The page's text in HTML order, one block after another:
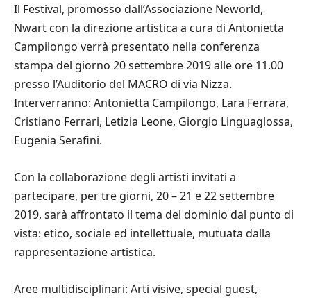
Il Festival, promosso dall’Associazione Neworld,
Nwart con la direzione artistica a cura di Antonietta
Campilongo verrà presentato nella conferenza
stampa del giorno 20 settembre 2019 alle ore 11.00
presso l’Auditorio del MACRO di via Nizza.
Interverranno: Antonietta Campilongo, Lara Ferrara,
Cristiano Ferrari, Letizia Leone, Giorgio Linguaglossa,
Eugenia Serafini.
Con la collaborazione degli artisti invitati a
partecipare, per tre giorni, 20 – 21 e 22 settembre
2019, sarà affrontato il tema del dominio dal punto di
vista: etico, sociale ed intellettuale, mutuata dalla
rappresentazione artistica.
Aree multidisciplinari: Arti visive, special guest,